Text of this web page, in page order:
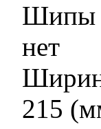
Шипы
нет
215